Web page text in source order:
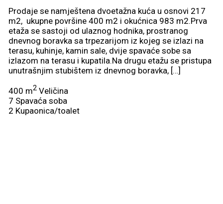
Prodaje se namještena dvoetažna kuća u osnovi 217
m2, ukupne površine 400 m2 i okućnica 983 m2.Prva
etaža se sastoji od ulaznog hodnika, prostranog
dnevnog boravka sa trpezarijom iz kojeg se izlazi na
terasu, kuhinje, kamin sale, dvije spavaće sobe sa
izlazom na terasu i kupatila.Na drugu etažu se pristupa
unutrašnjim stubištem iz dnevnog boravka, […]
400 m2 Veličina
7 Spavaća soba
2 Kupaonica/toalet